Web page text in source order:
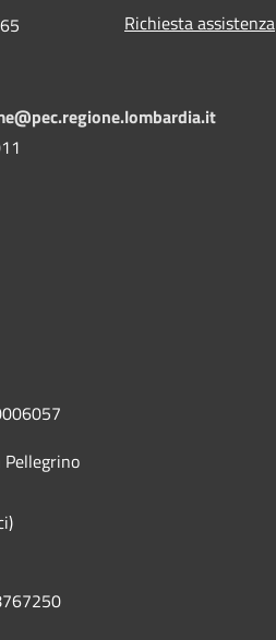
Pellegrino
Richiesta assistenza